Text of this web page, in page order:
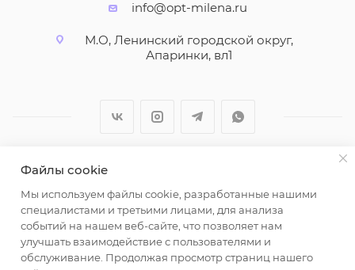
info@opt-milena.ru
М.О, Ленинский городской округ,
Апаринки, вл1
2026 © ООО "Вайт Текстиль групп"
Любая информация на сайте носит справочный
характер и не является публичной офертой
определяемой положениями пункта 2 статьи 437
Гражданского кодекса Российской Федерации.
Файлы cookie
Мы используем файлы cookie, разработанные нашими
специалистами и третьими лицами, для анализа
событий на нашем веб-сайте, что позволяет нам
улучшать взаимодействие с пользователями и
обслуживание. Продолжая просмотр страниц нашего